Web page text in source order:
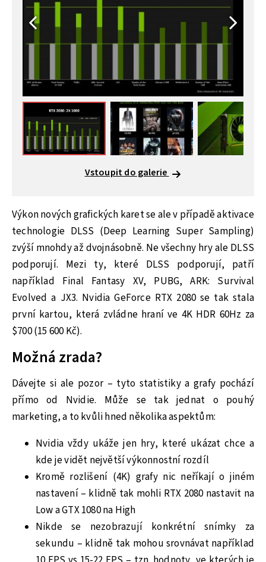
Vstoupit do galerie
Výkon nových grafických karet se ale v případě aktivace
technologie DLSS (Deep Learning Super Sampling)
zvýší mnohdy až dvojnásobně. Ne všechny hry ale DLSS
podporují. Mezi ty, které DLSS podporují, patří
například Final Fantasy XV, PUBG, ARK: Survival
Evolved a JX3. Nvidia GeForce RTX 2080 se tak stala
první kartou, která zvládne hraní ve 4K HDR 60Hz za
$700 (15 600 Kč).
Možná zrada?
Dávejte si ale pozor – tyto statistiky a grafy pochází
přímo od Nvidie. Může se tak jednat o pouhý
marketing, a to kvůli hned několika aspektům:
Nvidia vždy ukáže jen hry, které ukázat chce a
kde je vidět největší výkonnostní rozdíl
Kromě rozlišení (4K) grafy nic neříkají o jiném
nastavení – klidně tak mohli RTX 2080 nastavit na
Low a GTX 1080 na High
Nikde se nezobrazují konkrétní snímky za
sekundu – klidně tak mohou srovnávat například